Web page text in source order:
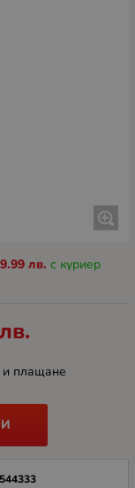
лв. с куриер
лв.
и плащане